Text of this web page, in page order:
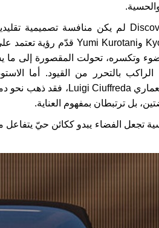
.
لم يكن منافسة تصميمية
وYumi Kurotani قدّم رؤية تعتمد
وتكسره، تحولت المقصورة إلى ما
بالتحرر من القيود. أما
، فقد ذهب نحو
بل ترتبطان بمفهوم العناية.
تجعل الفضاء يبدو ككائن حيّ يتفاعل